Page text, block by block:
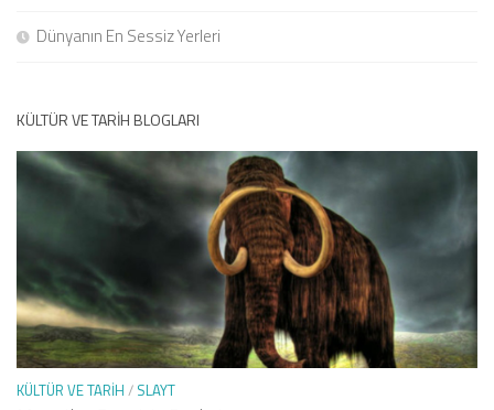
Dünyanın En Sessiz Yerleri
KÜLTÜR VE TARIH BLOGLARI
KÜLTÜR VE TARIH / SLAYT